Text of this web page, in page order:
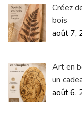
Créez
bois
août 7,
Art en
un
août 6,